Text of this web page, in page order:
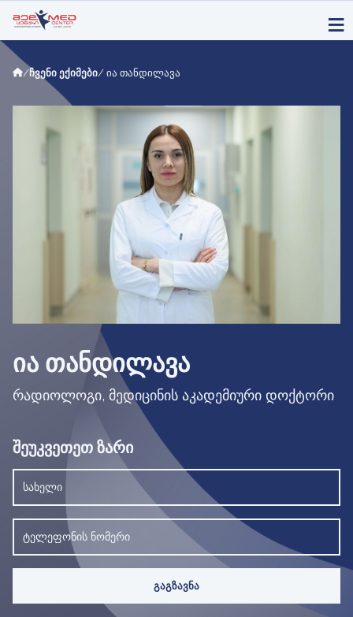
/ ჩვენი ექიმები/ ია თანდილავა
ᲘᲐ ᲗᲐᲜᲓᲘᲚᲐᲕᲐ
რადიოლოგი, მედიცინის აკადემიური დოქტორი
შეუკვეთეთ ზარი